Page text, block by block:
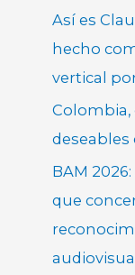
Así es
hecho
vertical
Colombia,
deseables
BAM
que